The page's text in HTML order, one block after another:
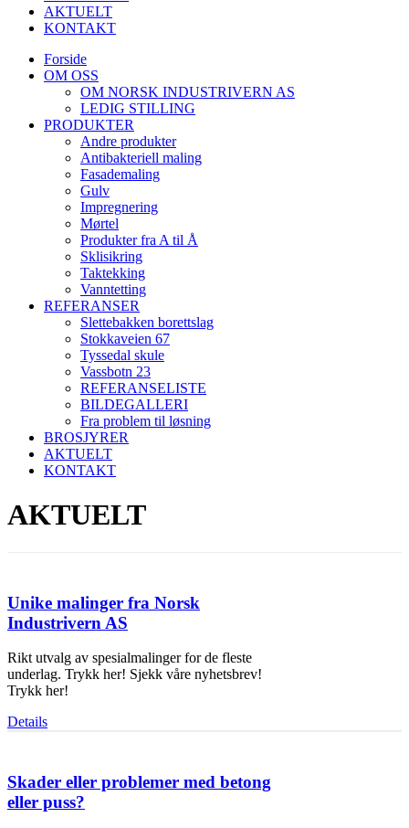
AKTUELT
KONTAKT
Forside
OM OSS
OM NORSK INDUSTRIVERN AS
LEDIG STILLING
PRODUKTER
Andre produkter
Antibakteriell maling
Fasademaling
Gulv
Impregnering
Mørtel
Produkter fra A til Å
Sklisikring
Taktekking
Vanntetting
REFERANSER
Slettebakken borettslag
Stokkaveien 67
Tyssedal skule
Vassbotn 23
REFERANSELISTE
BILDEGALLERI
Fra problem til løsning
BROSJYRER
AKTUELT
KONTAKT
AKTUELT
Unike malinger fra Norsk
Industrivern AS
Rikt utvalg av spesialmalinger for de fleste
underlag. Trykk her! Sjekk våre nyhetsbrev!
Trykk her!
Details
Skader eller problemer med betong
eller puss?